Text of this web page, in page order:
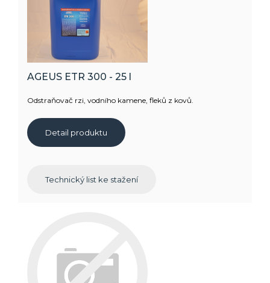
AGEUS ETR 300 - 25 l
Odstraňovač rzi, vodního kamene, fleků z kovů.
Detail produktu
Technický list ke stažení